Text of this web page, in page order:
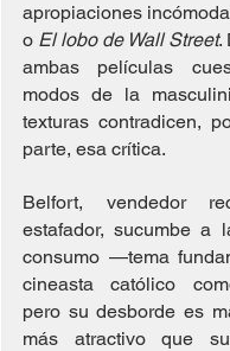
apropiaciones
o El lobo de Wall Street.
ambas películas
modos de la
texturas contradicen,
parte, esa crítica.
Belfort, vendedor
estafador, sucumbe a
consumo —tema
cineasta católico
pero su desborde es
más atractivo que